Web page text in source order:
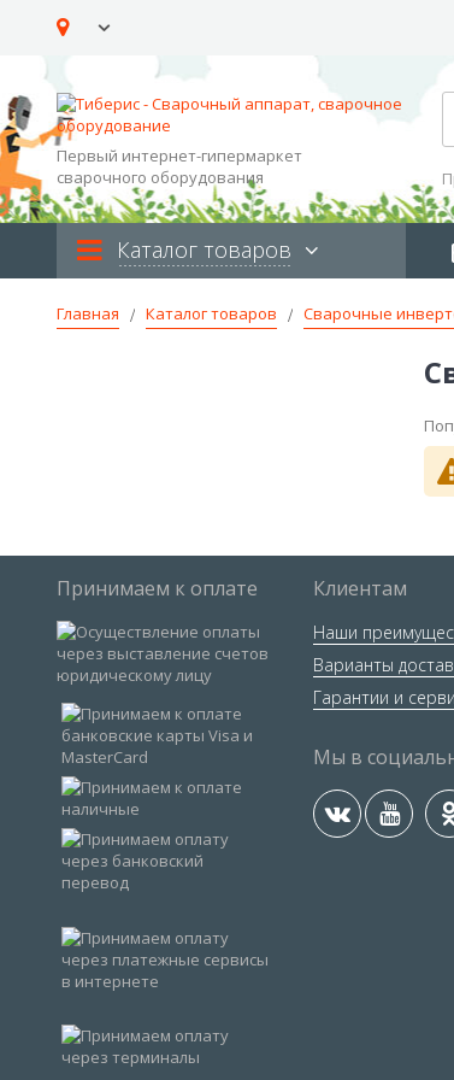
Первый интернет-гипермаркет
сварочного оборудования
Каталог товаров
Главная Каталог товаров Сварочные
Принимаем к оплате Клиентам
Наши
Варианты
Гарантии и
Мы в